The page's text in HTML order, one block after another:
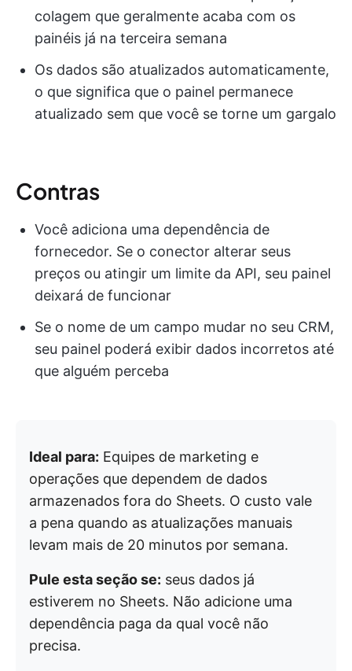
colagem que geralmente acaba com os
painéis já na terceira semana
Os dados são atualizados automaticamente,
o que significa que o painel permanece
atualizado sem que você se torne um gargalo
Contras
Você adiciona uma dependência de
fornecedor. Se o conector alterar seus
preços ou atingir um limite da API, seu painel
deixará de funcionar
Se o nome de um campo mudar no seu CRM,
seu painel poderá exibir dados incorretos até
que alguém perceba
Ideal para: Equipes de marketing e
operações que dependem de dados
armazenados fora do Sheets. O custo vale
a pena quando as atualizações manuais
levam mais de 20 minutos por semana.
Pule esta seção se: seus dados já
estiverem no Sheets. Não adicione uma
dependência paga da qual você não
precisa.